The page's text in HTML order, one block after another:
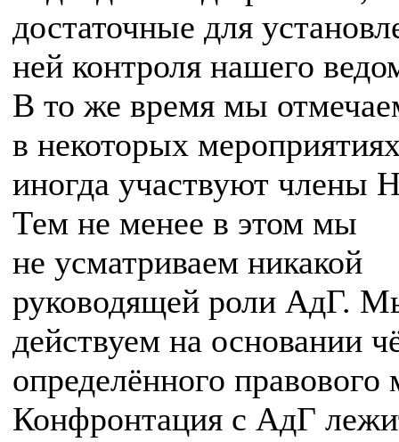
достаточные для
ней контроля нашего
В то же время мы
в некоторых
иногда участвуют члены
Тем не менее в этом мы
не усматриваем никакой
руководящей роли АдГ.
действуем на основании
определённого правового
Конфронтация с АдГ